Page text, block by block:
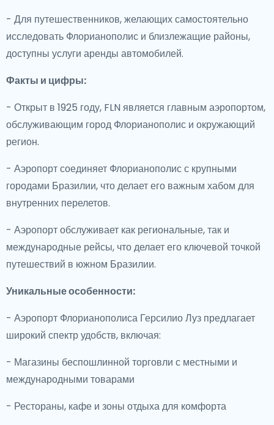
- Для путешественников, желающих самостоятельно
исследовать Флорианополис и близлежащие районы,
доступны услуги аренды автомобилей.
Факты и цифры:
- Открыт в 1925 году, FLN является главным аэропортом,
обслуживающим город Флорианополис и окружающий
регион.
- Аэропорт соединяет Флорианополис с крупными
городами Бразилии, что делает его важным хабом для
внутренних перелетов.
- Аэропорт обслуживает как региональные, так и
международные рейсы, что делает его ключевой точкой
путешествий в южном Бразилии.
Уникальные особенности:
- Аэропорт Флорианополиса Герсилио Луз предлагает
широкий спектр удобств, включая:
- Магазины беспошлинной торговли с местными и
международными товарами
- Рестораны, кафе и зоны отдыха для комфорта